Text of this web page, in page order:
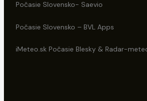
Počasie Slovensko- Saevio
Počasie Slovensko – BVL Apps
iMeteo.sk Počasie Blesky & Radar-